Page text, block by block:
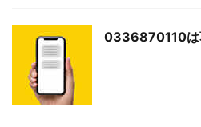
0336870110は